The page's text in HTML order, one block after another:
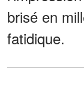
brisé en
fatidique.